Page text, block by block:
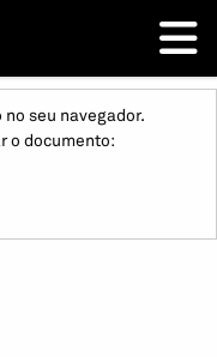
seu navegador.
o documento: